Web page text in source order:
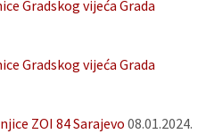
Gradskog vijeća Grada
Gradskog vijeća Grada
ZOI 84 Sarajevo 08.01.2024.